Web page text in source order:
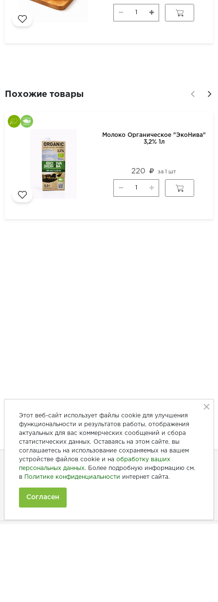
Похожие товары
Молоко Органическое "ЭкоНива"
3,2% 1л
220 за1 шт
+7 (846) 275-20-10
Этот веб-сайт использует файлы cookie для улучшения
функциональности и результатов работы, отображения
актуальных для вас коммерческих сообщений и сбора
статистических данных. Оставаясь на этом сайте, вы
соглашаетесь на использование сохраняемых на вашем
устройстве файлов cookie и на обработку ваших
персональных данных. Более подробную информацию см.
в
Политике конфиденциальности интернет сайта.
Согласен